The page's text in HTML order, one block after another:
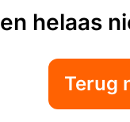
helaas
Terug